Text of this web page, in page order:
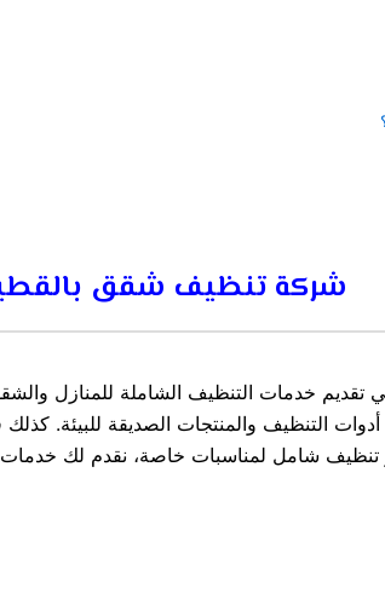
شركة تنظيف شقق
خدمات التنظيف الشاملة للمنازل
التنظيف والمنتجات الصديقة للبيئة.
شامل لمناسبات خاصة، نقدم لك